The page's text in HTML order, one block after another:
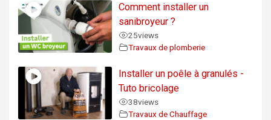
Comment installer un
sanibroyeur ?
25views
Travaux de plomberie
Installer un poêle à granulés -
Tuto bricolage
38views
Travaux de Chauffage